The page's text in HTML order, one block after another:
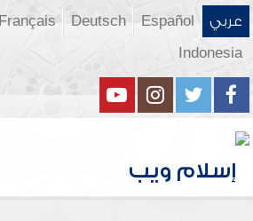
عربي Español
Deutsch
Français
Indonesia